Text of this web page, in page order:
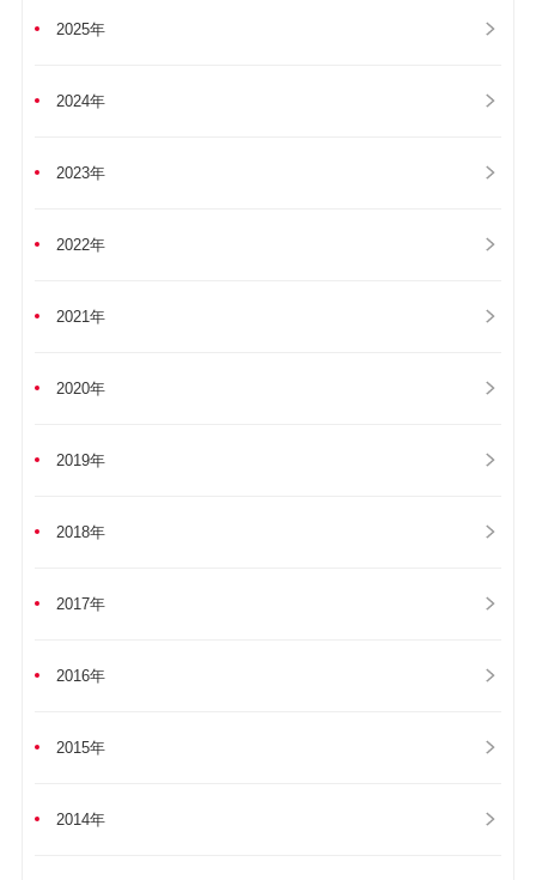
2025年
2024年
2023年
2022年
2021年
2020年
2019年
2018年
2017年
2016年
2015年
2014年